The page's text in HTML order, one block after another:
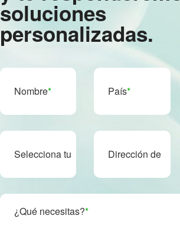
soluciones
personalizadas.
Nombre* País*
Selecciona tu Dirección de
¿Qué necesitas?*